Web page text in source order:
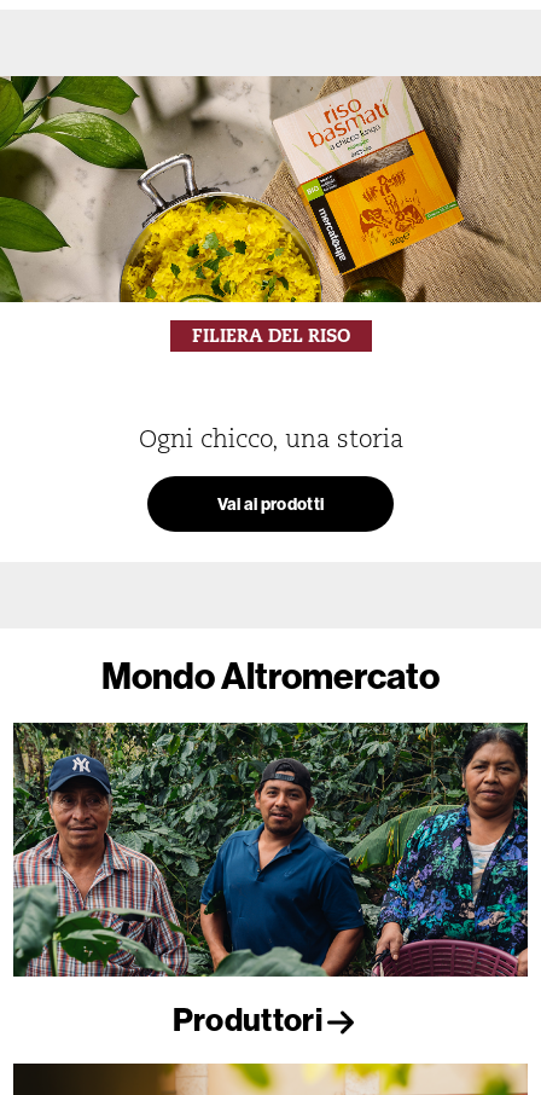
FILIERA DEL RISO
Ogni chicco, una storia
Vai ai prodotti
Mondo Altromercato
Produttori